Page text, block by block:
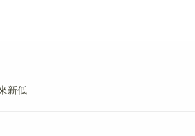
新低